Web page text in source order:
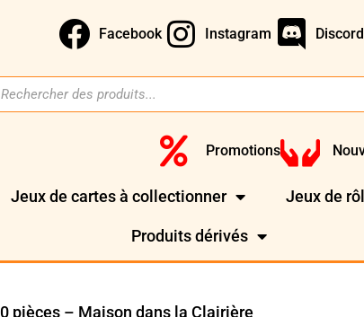
Facebook Instagram Discord
Promotions
Jeux de cartes à collectionner Jeux de
Produits dérivés
pièces – Maison dans la Clairière